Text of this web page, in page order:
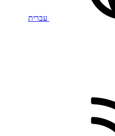
עברית